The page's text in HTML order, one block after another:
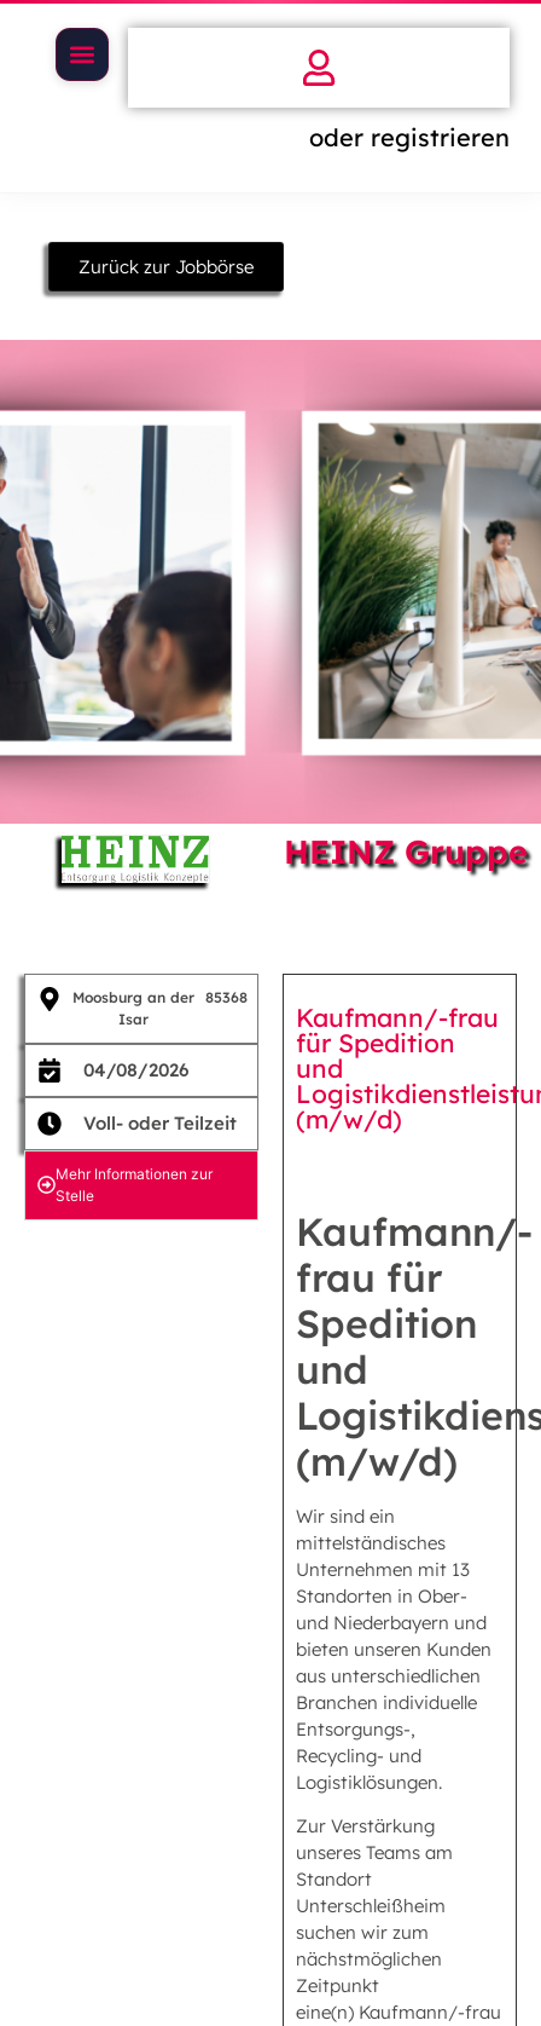
oder registrieren
Zurück zur Jobbörse
HEINZ Gruppe
Moosburg an der
Isar
85368
04/08/2026
Voll- oder Teilzeit
Mehr Informationen zur
Stelle
Kaufmann/-frau
für Spedition
und
(m/w/d)
Kaufmann/-
frau für
Spedition
und
(m/w/d)
Wir sind ein
mittelständisches
Unternehmen mit 13
Standorten in Ober-
und Niederbayern und
bieten unseren Kunden
aus unterschiedlichen
Branchen individuelle
Entsorgungs-,
Recycling- und
Logistiklösungen.
Zur Verstärkung
unseres Teams am
Standort
Unterschleißheim
suchen wir zum
nächstmöglichen
Zeitpunkt
eine(n) Kaufmann/-frau